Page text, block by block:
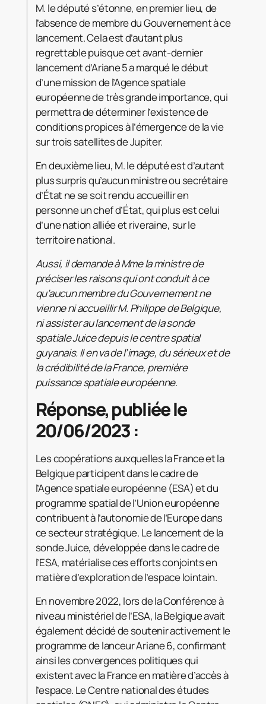
M. le député s’étonne, en premier lieu, de
l’absence de membre du Gouvernement à ce
lancement. Cela est d’autant plus
regrettable puisque cet avant-dernier
lancement d’Ariane 5 a marqué le début
d’une mission de l’Agence spatiale
européenne de très grande importance, qui
permettra de déterminer l’existence de
conditions propices à l’émergence de la vie
sur trois satellites de Jupiter.
En deuxième lieu, M. le député est d’autant
plus surpris qu’aucun ministre ou secrétaire
d’État ne se soit rendu accueillir en
personne un chef d’État, qui plus est celui
d’une nation alliée et riveraine, sur le
territoire national.
Aussi, il demande à Mme la ministre de
préciser les raisons qui ont conduit à ce
qu’aucun membre du Gouvernement ne
vienne ni accueillir M. Philippe de Belgique,
ni assister au lancement de la sonde
spatiale Juice depuis le centre spatial
guyanais. Il en va de l’image, du sérieux et de
la crédibilité de la France, première
puissance spatiale européenne.
Réponse, publiée le
20/06/2023 :
Les coopérations auxquelles la France et la
Belgique participent dans le cadre de
l’Agence spatiale européenne (ESA) et du
programme spatial de l’Union européenne
contribuent à l’autonomie de l’Europe dans
ce secteur stratégique. Le lancement de la
sonde Juice, développée dans le cadre de
l’ESA, matérialise ces efforts conjoints en
matière d’exploration de l’espace lointain.
En novembre 2022, lors de la Conférence à
niveau ministériel de l’ESA, la Belgique avait
également décidé de soutenir activement le
programme de lanceur Ariane 6, confirmant
ainsi les convergences politiques qui
existent avec la France en matière d’accès à
l’espace. Le Centre national des études